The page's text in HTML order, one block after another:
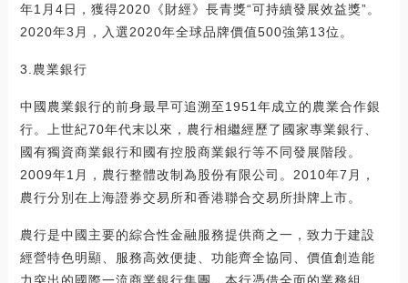
年1月4日，獲得2020《財經》長青獎“可持續發展效益獎”。
2020年3月，入選2020年全球品牌價值500強第13位。
3.農業銀行
中國農業銀行的前身最早可追溯至1951年成立的農業合作銀
行。上世紀70年代末以來，農行相繼經歷了國家專業銀行、
國有獨資商業銀行和國有控股商業銀行等不同發展階段。
2009年1月，農行整體改制為股份有限公司。2010年7月，
農行分別在上海證券交易所和香港聯合交易所掛牌上市。
農行是中國主要的綜合性金融服務提供商之一，致力于建設
經營特色明顯、服務高效便捷、功能齊全協同、價值創造能